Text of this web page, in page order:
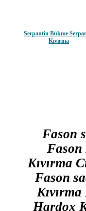
Serpantin Bükme
Kıvırma
Fason
Fason
Kıvırma
Fason
Hardox